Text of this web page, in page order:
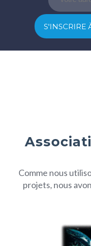
Comme nous
projets, nous